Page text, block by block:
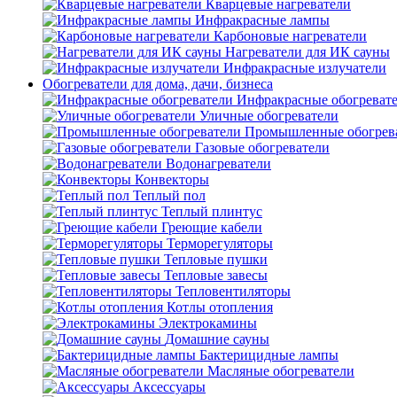
Кварцевые нагреватели
Инфракрасные лампы
Карбоновые нагреватели
Нагреватели для ИК сауны
Инфракрасные излучатели
Обогреватели для дома, дачи, бизнеса
Инфракрасные
Уличные обогреватели
Промышленные
Газовые обогреватели
Водонагреватели
Конвекторы
Теплый пол
Теплый плинтус
Греющие кабели
Терморегуляторы
Тепловые пушки
Тепловые завесы
Тепловентиляторы
Котлы отопления
Электрокамины
Домашние сауны
Бактерицидные лампы
Масляные обогреватели
Аксессуары